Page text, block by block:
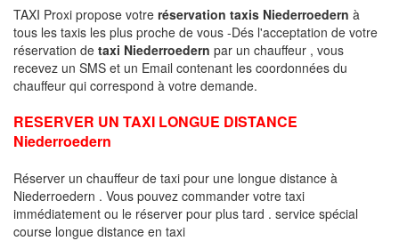
TAXI Proxi propose votre réservation taxis Niederroedern à
tous les taxis les plus proche de vous -Dés l'acceptation de votre
réservation de taxi Niederroedern par un chauffeur , vous
recevez un SMS et un Email contenant les coordonnées du
chauffeur qui correspond à votre demande.
RESERVER UN TAXI LONGUE DISTANCE
Niederroedern
Réserver un chauffeur de taxi pour une longue distance à
Niederroedern . Vous pouvez commander votre taxi
immédiatement ou le réserver pour plus tard . service spécial
course longue distance en taxi